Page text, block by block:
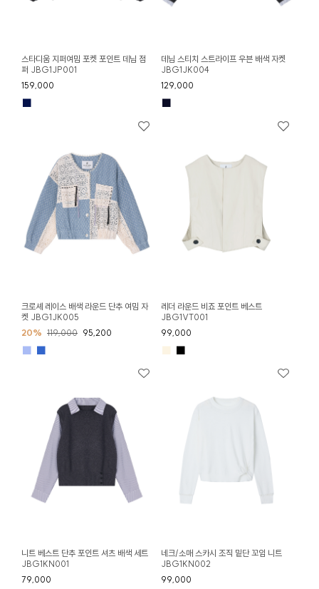
스타디움 지퍼여밈 포켓 포인트 데님 점
퍼 JBG1JP001
159,000
■
데님 스티치 스트라이프 우븐 배색 자켓
JBG1JK004
129,000
■
크로셰 레이스 배색 라운드 단추 여밈 자
켓 JBG1JK005
20% 119,000 95,200
■ ■
레더 라운드 비죠 포인트 베스트
JBG1VT001
99,000
■ ■
니트 베스트 단추 포인트 셔츠 배색 세트
JBG1KN001
79,000
네크/소매 스카시 조직 밑단 꼬임 니트
JBG1KN002
99,000